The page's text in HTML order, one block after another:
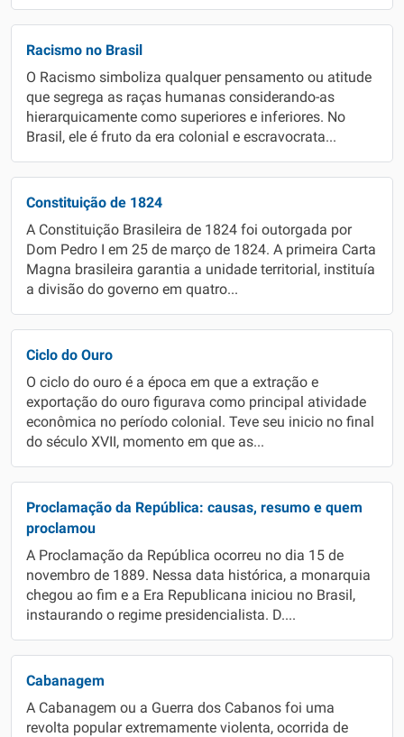
Racismo no Brasil
O Racismo simboliza qualquer pensamento ou atitude
que segrega as raças humanas considerando-as
hierarquicamente como superiores e inferiores. No
Brasil, ele é fruto da era colonial e escravocrata...
Constituição de 1824
A Constituição Brasileira de 1824 foi outorgada por
Dom Pedro I em 25 de março de 1824. A primeira Carta
Magna brasileira garantia a unidade territorial, instituía
a divisão do governo em quatro...
Ciclo do Ouro
O ciclo do ouro é a época em que a extração e
exportação do ouro figurava como principal atividade
econômica no período colonial. Teve seu inicio no final
do século XVII, momento em que as...
Proclamação da República: causas, resumo e quem
proclamou
A Proclamação da República ocorreu no dia 15 de
novembro de 1889. Nessa data histórica, a monarquia
chegou ao fim e a Era Republicana iniciou no Brasil,
instaurando o regime presidencialista. D....
Cabanagem
A Cabanagem ou a Guerra dos Cabanos foi uma
revolta popular extremamente violenta, ocorrida de